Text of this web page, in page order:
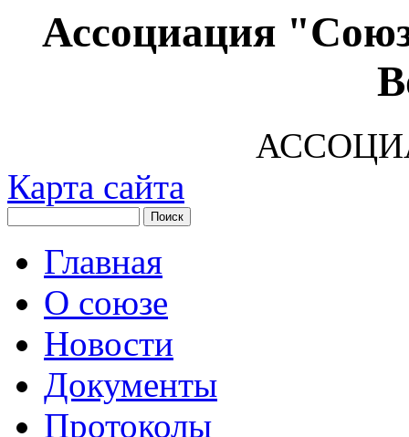
Ассоциация
Карта сайта
Главная
О союзе
Новости
Документы
Протоколы